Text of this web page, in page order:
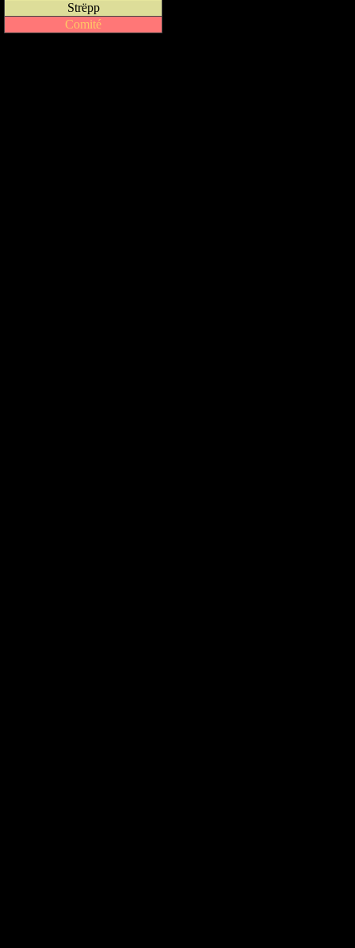
Strëpp
Comité